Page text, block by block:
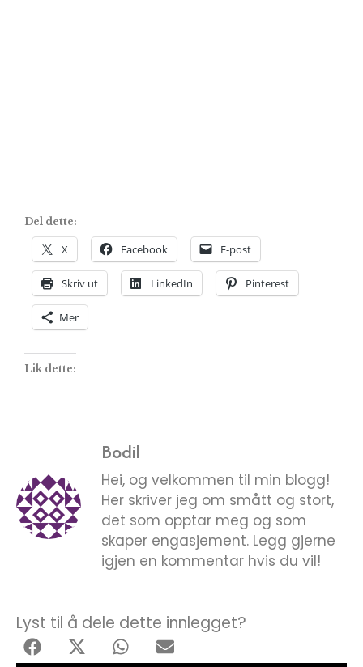
Del dette:
X Facebook E-post
Skriv ut LinkedIn Pinterest
Mer
Lik dette:
Bodil
Hei, og velkommen til min blogg!
Her skriver jeg om smått og stort,
det som opptar meg og som
skaper engasjement. Legg gjerne
igjen en kommentar hvis du vil!
Lyst til å dele dette innlegget?